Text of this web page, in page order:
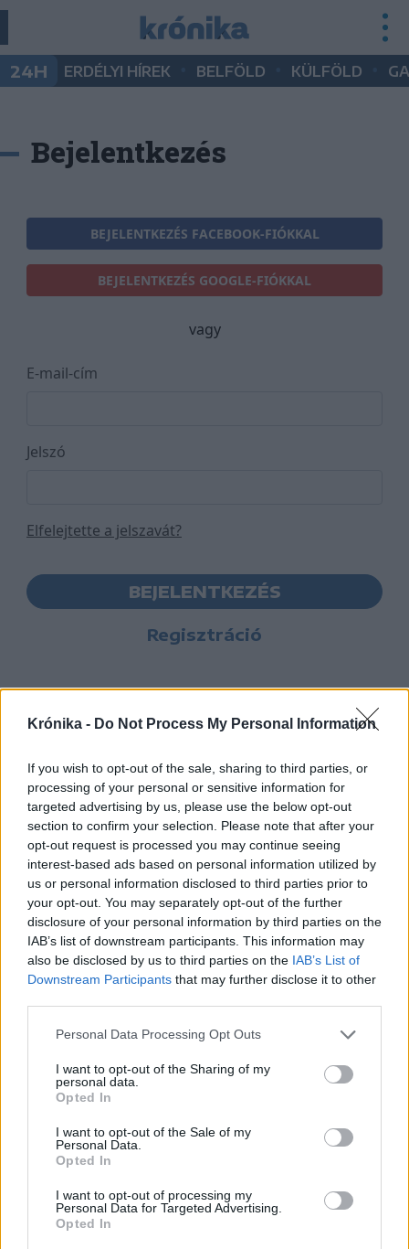
Krónika - Do Not Process My Personal Information
If you wish to opt-out of the sale, sharing to third parties, or
processing of your personal or sensitive information for
targeted advertising by us, please use the below opt-out
section to confirm your selection. Please note that after your
opt-out request is processed you may continue seeing
interest-based ads based on personal information utilized by
us or personal information disclosed to third parties prior to
your opt-out. You may separately opt-out of the further
disclosure of your personal information by third parties on the
IAB’s list of downstream participants. This information may
also be disclosed by us to third parties on the IAB’s List of
Downstream Participants that may further disclose it to other
Personal Data Processing Opt Outs
I want to opt-out of the Sharing of my
personal data.
Opted In
I want to opt-out of the Sale of my
Personal Data.
Opted In
I want to opt-out of processing my
Personal Data for Targeted Advertising.
Opted In
24H ERDÉLYI HÍREK BELFÖLD KÜLFÖLD
Bejelentkezés
BEJELENTKEZÉS FACEBOOK-FIÓKKAL
BEJELENTKEZÉS GOOGLE-FIÓKKAL
vagy
E-mail-cím
Jelszó
Elfelejtette a jelszavát?
BEJELENTKEZÉS
Regisztráció
Hasznos
Impresszum
Szerzői jogok
Adatvédelmi tájékoztató
Cookie-kezelési tájékoztató
Nyomtatott lapjaink archívuma
Médiaajánlat
Sütibeállítások
Médiatér